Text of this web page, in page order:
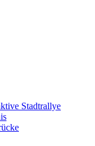
Stadtrallye